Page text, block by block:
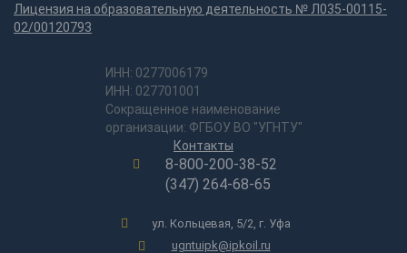
Лицензия на образовательную деятельность № Л035-00115-
02/00120793
ИНН: 0277006179
ИНН: 027701001
Сокращенное наименование
организации: ФГБОУ ВО "УГНТУ"
Контакты
8-800-200-38-52
(347) 264-68-65
ул. Кольцевая, 5/2, г. Уфа
ugntuipk@ipkoil.ru